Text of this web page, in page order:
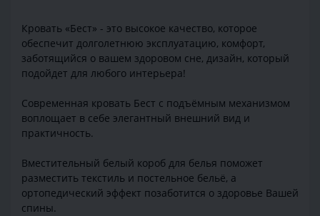
Кровать «Бест» - это высокое качество, которое
обеспечит долголетнюю эксплуатацию, комфорт,
заботящийся о вашем здоровом сне, дизайн, который
подойдет для любого интерьера!
Современная кровать Бест с подъёмным механизмом
воплощает в себе элегантный внешний вид и
практичность.
Вместительный белый короб для белья поможет
разместить текстиль и постельное бельё, а
ортопедический эффект позаботится о здоровье Вашей
спины.